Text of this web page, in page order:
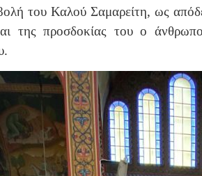
του Καλού Σαμαρείτη, ως
της προσδοκίας του ο